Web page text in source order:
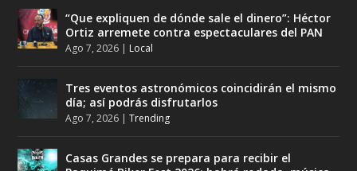
“Que expliquen de dónde sale el dinero”: Héctor
Ortiz arremete contra espectaculares del PAN
Ago 7, 2026 | Local
Tres eventos astronómicos coincidirán el mismo
día; así podrás disfrutarlos
Ago 7, 2026 |Trending
Casas Grandes se prepara para recibir el